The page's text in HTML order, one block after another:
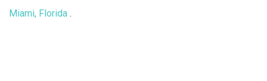
Miami, Florida .